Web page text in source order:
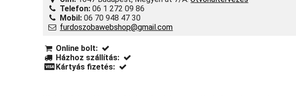
Telefon: 06 1 272 09 86
Mobil: 06 70 948 47 30
furdoszobawebshop@gmail.com
Online bolt:
Házhoz szállítás:
Kártyás fizetés: